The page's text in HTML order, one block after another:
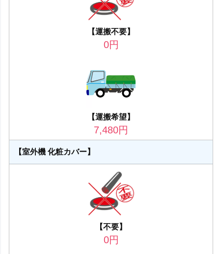
【運搬不要】
0円
【運搬希望】
7,480円
【室外機 化粧カバー】
【不要】
0円